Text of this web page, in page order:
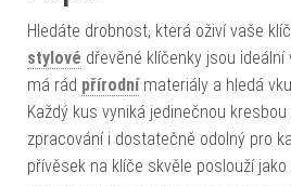
Hledáte drobnost, která oživí vaše
stylové dřevěné klíčenky jsou ideální
má rád přírodnímateriály a hledá
Každý kus vyniká jedinečnou
zpracování i dostatečně odolný pro
přívěsek na klíče skvěle poslouží